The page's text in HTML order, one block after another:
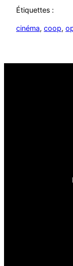
Étiquettes :
cinéma, coop,